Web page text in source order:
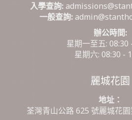
入學查詢:
一般查詢:
辦公時間:
星期一至五: 08:30
星期六: 08:30 -
麗城花園
地址：
荃灣青山公路 625 號麗城花